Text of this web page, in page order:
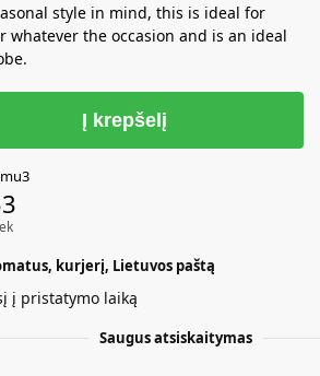
style in mind, this is ideal for
whatever the occasion and is an ideal
Į krepšelį
kurjerį, Lietuvos paštą
į pristatymo laiką
Saugus atsiskaitymas